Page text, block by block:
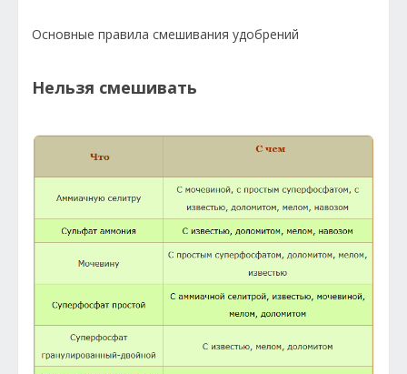
Основные правила смешивания удобрений
Нельзя смешивать